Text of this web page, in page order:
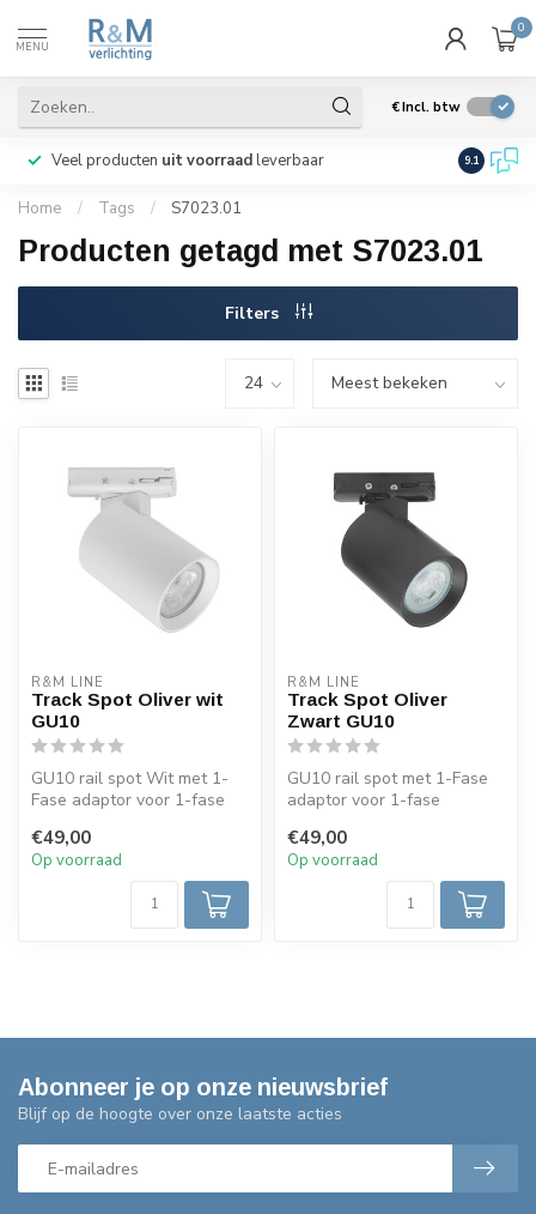
MENU
0
€Incl. btw
Wij verzendenwereldwijd 9.1
Home / Tags / S7023.01
Producten getagd met S7023.01
Filters
R&M LINE
Track Spot Oliver wit
GU10
GU10 rail spot Wit met 1-
Fase adaptor voor 1-fase
ka...
€49,00
Op voorraad
R&M LINE
Track Spot Oliver
Zwart GU10
GU10 rail spot met 1-Fase
adaptor voor 1-fase
kantel...
€49,00
Op voorraad
Abonneer je op onze nieuwsbrief
Blijf op de hoogte over onze laatste acties